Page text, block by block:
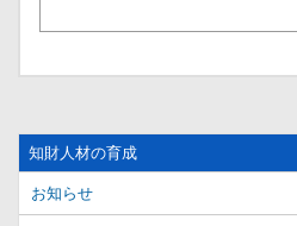
知財人材の育成
お知らせ